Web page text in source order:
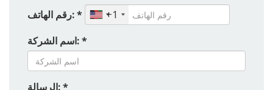
رقم الهاتف: *
+1
اسم الشركة: *
الرسالة: *